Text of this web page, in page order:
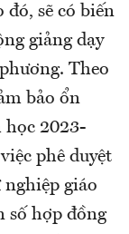
sẽ có biến
giảng dạy
Theo
bảo ổn
học 2023-
phê duyệt
giáo
số hợp đồng